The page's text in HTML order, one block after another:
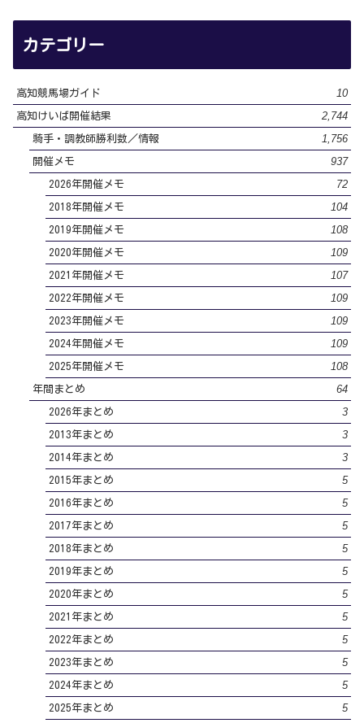
カテゴリー
高知競馬場ガイド 10
高知けいば開催結果 2,744
騎手・調教師勝利数／情報 1,756
開催メモ 937
2026年開催メモ 72
2018年開催メモ 104
2019年開催メモ 108
2020年開催メモ 109
2021年開催メモ 107
2022年開催メモ 109
2023年開催メモ 109
2024年開催メモ 109
2025年開催メモ 108
年間まとめ 64
2026年まとめ 3
2013年まとめ 3
2014年まとめ 3
2015年まとめ 5
2016年まとめ 5
2017年まとめ 5
2018年まとめ 5
2019年まとめ 5
2020年まとめ 5
2021年まとめ 5
2022年まとめ 5
2023年まとめ 5
2024年まとめ 5
2025年まとめ 5